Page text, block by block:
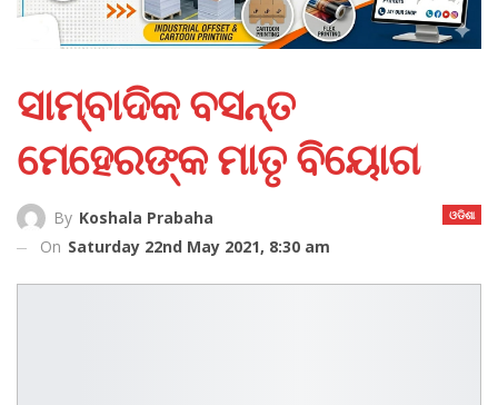
ସାମ୍ବାଦିକ ବସନ୍ତ
ମେହେରଙ୍କ ମାତୃ ବିୟୋଗ
ଓଡିଶା
By Koshala Prabaha
On Saturday 22nd May 2021, 8:30 am